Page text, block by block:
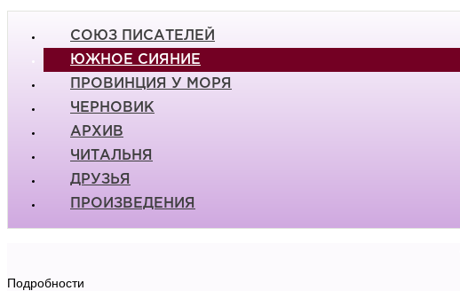
СОЮЗ ПИСАТЕЛЕЙ
ЮЖНОЕ СИЯНИЕ
ПРОВИНЦИЯ У МОРЯ
ЧЕРНОВИК
АРХИВ
ЧИТАЛЬНЯ
ДРУЗЬЯ
ПРОИЗВЕДЕНИЯ
Подробности